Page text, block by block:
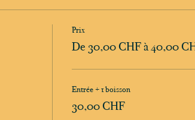
Prix
De 30,00 CHF à 40,00
Entrée + 1 boisson
30,00 CHF